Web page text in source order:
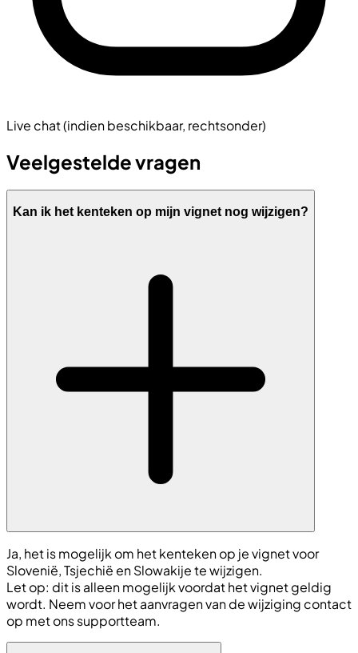
Live chat (indien beschikbaar, rechtsonder)
Veelgestelde vragen
Kan ik het kenteken op mijn vignet nog wijzigen?
Ja, het is mogelijk om het kenteken op je vignet voor
Slovenië, Tsjechië en Slowakije te wijzigen.
Let op: dit is alleen mogelijk voordat het vignet geldig
wordt. Neem voor het aanvragen van de wijziging contact
op met ons supportteam.